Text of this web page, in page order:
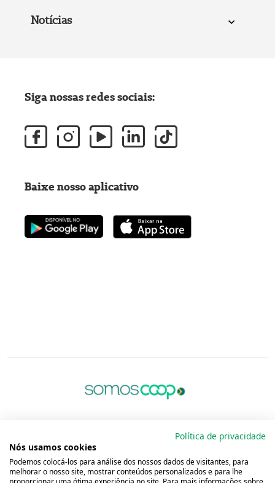
Notícias
Siga nossas redes sociais:
Baixe nosso aplicativo
Política de privacidade
Nós usamos cookies
Podemos colocá-los para análise dos nossos dados de visitantes, para
melhorar o nosso site, mostrar conteúdos personalizados e para lhe